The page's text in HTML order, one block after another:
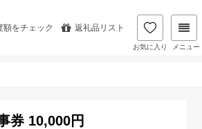
額をチェック 返礼品リスト
お気に入り メニュー
券 10,000円